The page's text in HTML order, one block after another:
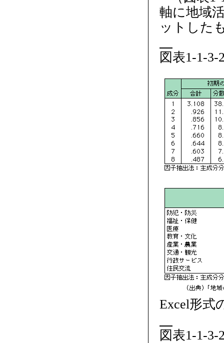
軸に地域
ットした
図表1-1-
Excel形式
図表1-1-